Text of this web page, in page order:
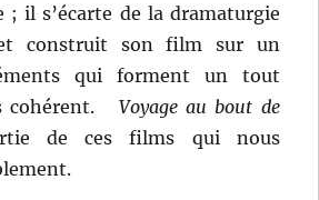
; il s’écarte de la dramaturgie
construit son film sur un
qui forment un tout
cohérent. Voyage au bout de
de ces films qui nous